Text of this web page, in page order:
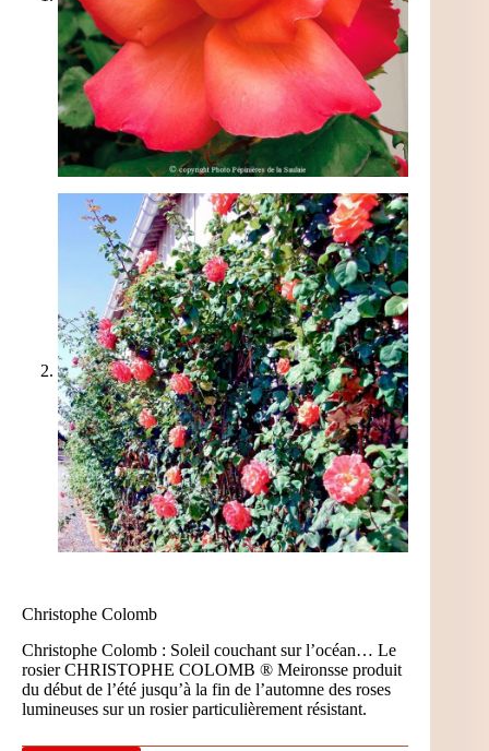
Christophe Colomb
Christophe Colomb : Soleil couchant sur l’océan… Le
rosier CHRISTOPHE COLOMB ® Meironsse produit
du début de l’été jusqu’à la fin de l’automne des roses
lumineuses sur un rosier particulièrement résistant.